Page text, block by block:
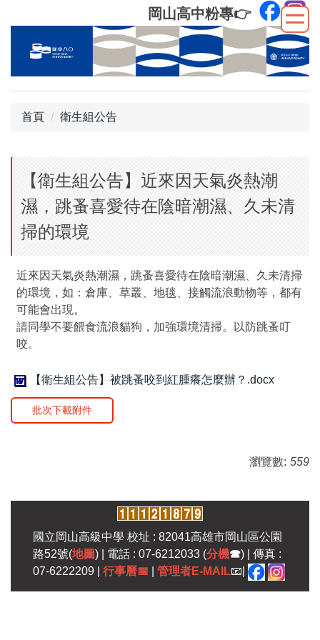
到
內
岡山高中粉專👉
首頁 衛生組公告
【衛生組公告】近來因天氣炎熱潮
濕，跳蚤喜愛待在陰暗潮濕、久未清
掃的環境
近來因天氣炎熱潮濕，跳蚤喜愛待在陰暗潮濕、久未清掃
的環境，如：倉庫、草叢、地毯、接觸流浪動物等，都有
可能會出現。
請同學不要餵食流浪貓狗，加強環境清掃。以防跳蚤叮
咬。
【衛生組公告】被跳蚤咬到紅腫癢怎麼辦？.docx
批次下載附件
瀏覽數: 559
國立岡山高級中學 校址 : 82041高雄市岡山區公園
路52號(地圖) | 電話 : 07-6212033 (分機☎) | 傳真 :
07-6222209 | 行事曆📅 管理者E-MAIL📧|